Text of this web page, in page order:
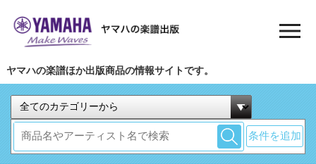
ヤマハの楽譜ほか出版商品の情報サイトです。
条件を追加